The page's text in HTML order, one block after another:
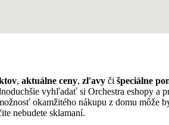
, aktuálne ceny, zľavy či špeciálne
vyhľadať si Orchestra eshopy a
okamžitého nákupu z domu
nebudete sklamaní.